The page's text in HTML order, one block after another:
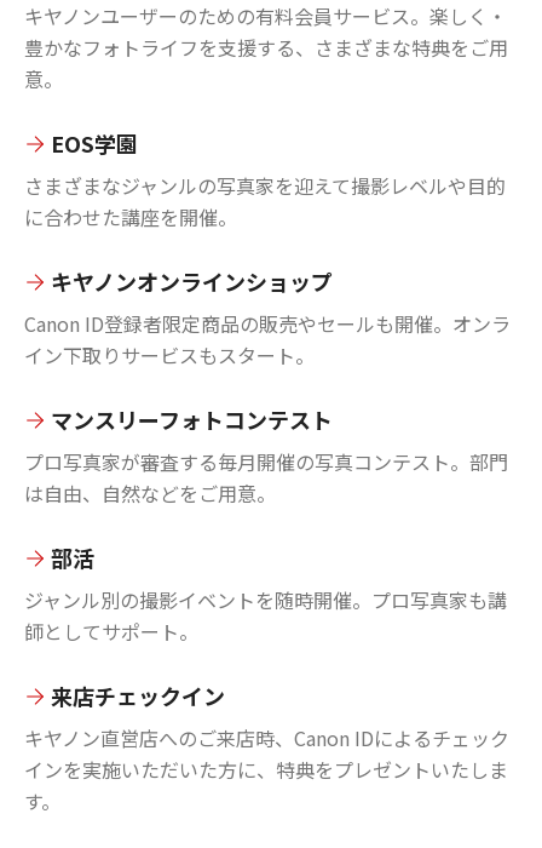
キヤノンユーザーのための有料会員サービス。楽しく・
豊かなフォトライフを支援する、さまざまな特典をご用
意。
EOS学園
さまざまなジャンルの写真家を迎えて撮影レベルや目的
に合わせた講座を開催。
キヤノンオンラインショップ
Canon ID登録者限定商品の販売やセールも開催。オンラ
イン下取りサービスもスタート。
マンスリーフォトコンテスト
プロ写真家が審査する毎月開催の写真コンテスト。部門
は自由、自然などをご用意。
部活
ジャンル別の撮影イベントを随時開催。プロ写真家も講
師としてサポート。
来店チェックイン
キヤノン直営店へのご来店時、Canon IDによるチェック
インを実施いただいた方に、特典をプレゼントいたしま
す。